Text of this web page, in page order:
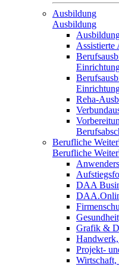
Ausbildung
Ausbildung
Reha-
Berufliche
Berufliche
DAA
Grafik &
Projekt-